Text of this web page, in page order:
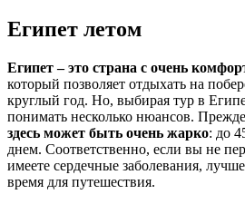
Египет летом
Египет – это страна с очень
который позволяет отдыхать на
круглый год. Но, выбирая тур в
понимать несколько нюансов.
здесь может быть очень жарко: до
днем. Соответственно, если вы не
имеете сердечные заболевания,
время для путешествия.